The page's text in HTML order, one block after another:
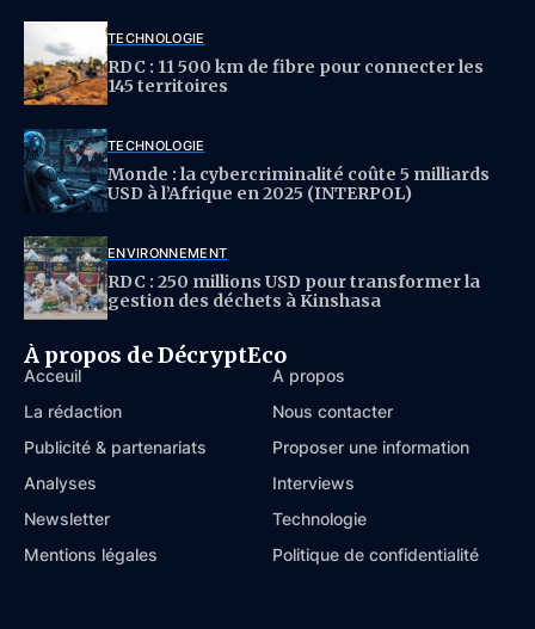
TECHNOLOGIE
RDC : 11 500 km de fibre pour connecter les
145 territoires
TECHNOLOGIE
Monde : la cybercriminalité coûte 5 milliards
USD à l’Afrique en 2025 (INTERPOL)
ENVIRONNEMENT
RDC : 250 millions USD pour transformer la
gestion des déchets à Kinshasa
À propos de DécryptEco
Acceuil
À propos
La rédaction
Nous contacter
Publicité & partenariats
Proposer une information
Analyses
Interviews
Newsletter
Technologie
Mentions légales
Politique de confidentialité